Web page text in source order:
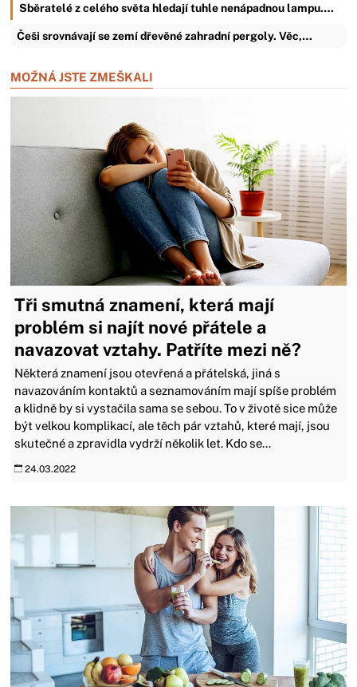
Sběratelé z celého světa hledají tuhle nenápadnou lampu.…
Češi srovnávají se zemí dřevěné zahradní pergoly. Věc,…
MOŽNÁ JSTE ZMEŠKALI
Tři smutná znamení, která mají
problém si najít nové přátele a
navazovat vztahy. Patříte mezi ně?
Některá znamení jsou otevřená a přátelská, jiná s
navazováním kontaktů a seznamováním mají spíše problém
a klidně by si vystačila sama se sebou. To v životě sice může
být velkou komplikací, ale těch pár vztahů, které mají, jsou
skutečné a zpravidla vydrží několik let. Kdo se...
24.03.2022